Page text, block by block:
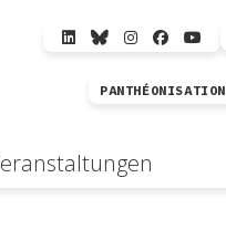
PANTHÉONISATION